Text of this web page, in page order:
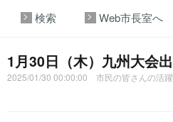
検索 Web市長室へ
1月30日（木）九州大会
2025/01/30 00:00:00 市民の皆さんの活躍